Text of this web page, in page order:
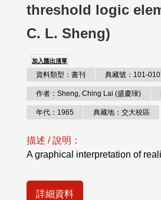
threshold logic
C. L. Sheng)
加入匯出清單
資料類型：書刊 典藏號：101-
作者：Sheng, Ching Lai (盛慶琜)
年代：1965 典藏地：交大校區
描述 / 說明：
A graphical interpretation of
詳細資料